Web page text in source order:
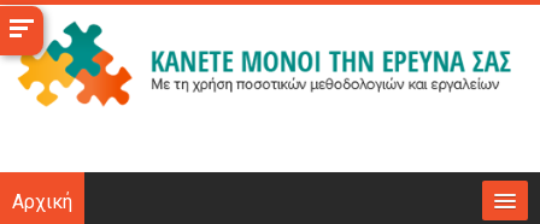
Μετάβαση
στο
κεντρικό
περιεχόμενο
Αρχική